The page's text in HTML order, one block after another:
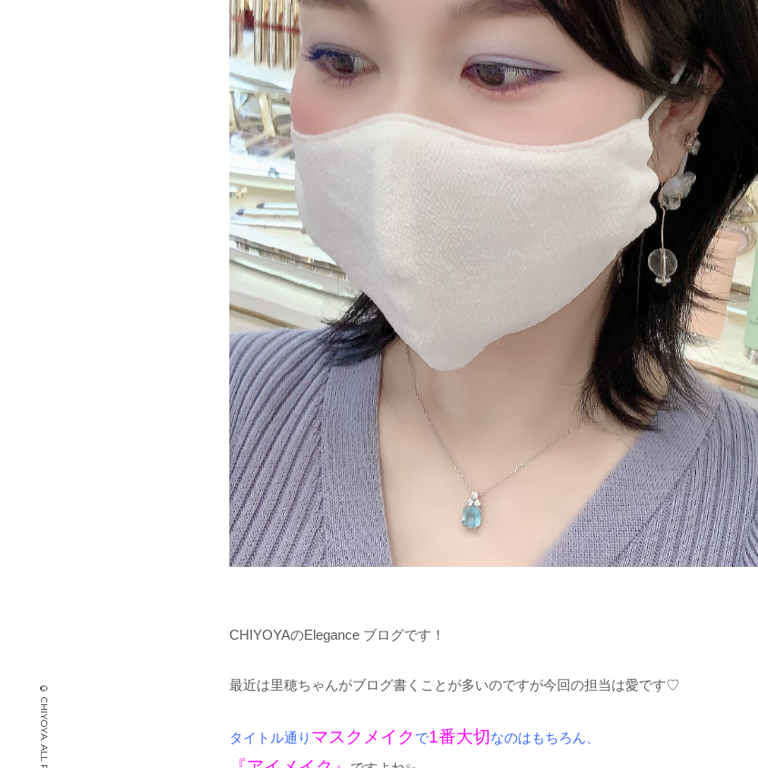
CHIYOYAのElegance ブログです！
最近は里穂ちゃんがブログ書くことが多いのですが今回の担当は愛です♡
タイトル通り マスクメイク で1番大切なのはもちろん、